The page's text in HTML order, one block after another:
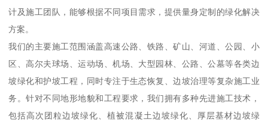
计及施工团队，能够根据不同项目需求，提供量身定制的绿化解决
方案。
我们的主要施工范围涵盖高速公路、铁路、矿山、河道、公园、小
区、高尔夫球场、运动场、机场、大型园林、公路、公墓等各类边
坡绿化和护坡工程，同时专注于生态恢复、边坡治理等复杂施工业
务。针对不同地形地貌和工程要求，我们拥有多种先进施工技术，
包括高次团粒边坡绿化、植被混凝土边坡绿化、厚层基材边坡绿